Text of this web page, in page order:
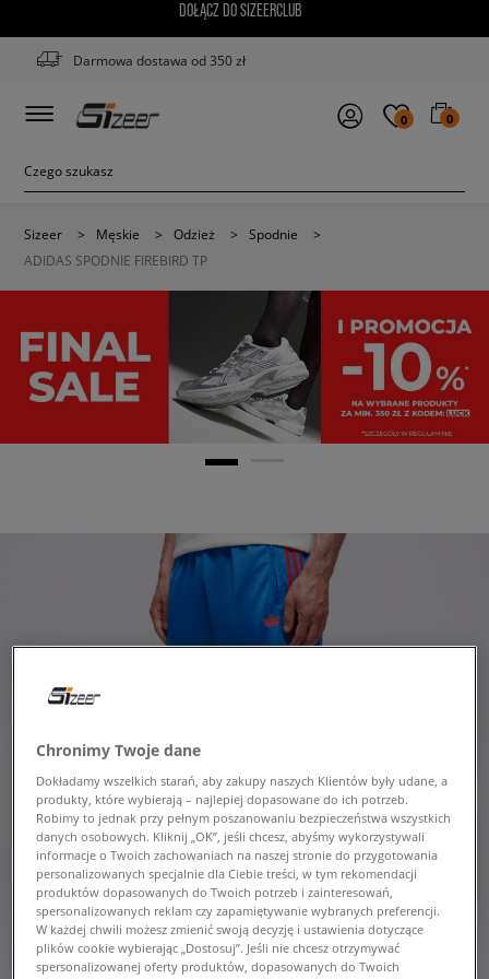
DOŁĄCZ DO SIZEERCLUB
Darmowa dostawa od 350 zł
0 0
Sizeer > Męskie > Odzież > Spodnie
>
ADIDAS SPODNIE FIREBIRD TP
Chronimy Twoje dane
Dokładamy wszelkich starań, aby zakupy naszych Klientów były udane, a
produkty, które wybierają – najlepiej dopasowane do ich potrzeb.
Robimy to jednak przy pełnym poszanowaniu bezpieczeństwa wszystkich
danych osobowych. Kliknij „OK”, jeśli chcesz, abyśmy wykorzystywali
informacje o Twoich zachowaniach na naszej stronie do przygotowania
personalizowanych specjalnie dla Ciebie treści, w tym rekomendacji
produktów dopasowanych do Twoich potrzeb i zainteresowań,
spersonalizowanych reklam czy zapamiętywanie wybranych preferencji.
W każdej chwili możesz zmienić swoją decyzję i ustawienia dotyczące
plików cookie wybierając „Dostosuj”. Jeśli nie chcesz otrzymywać
spersonalizowanej oferty produktów, dopasowanych do Twoich